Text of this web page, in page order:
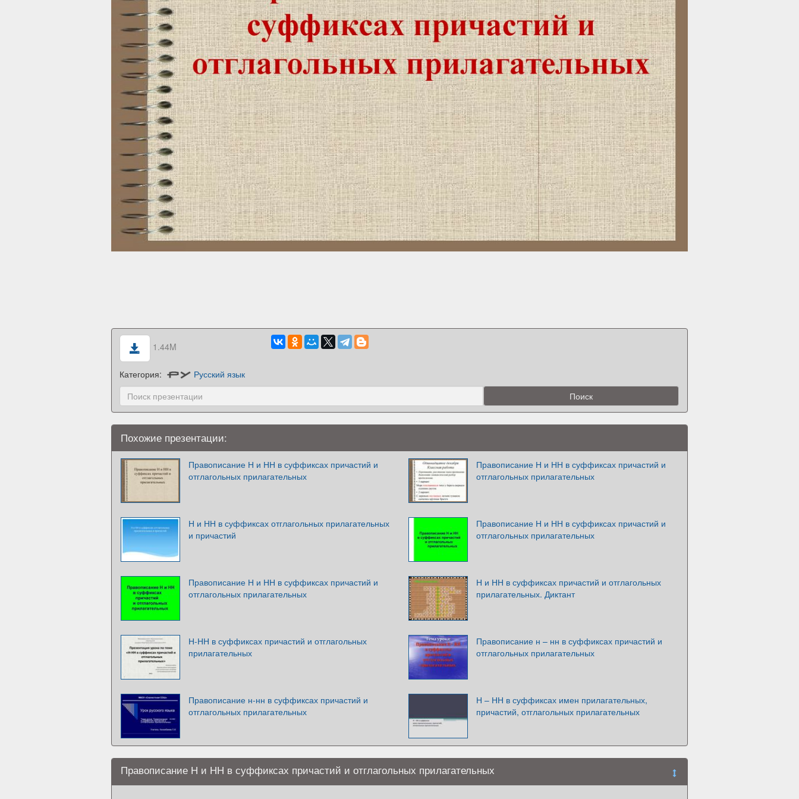
1.44M
Категория: Русский язык
Похожие презентации:
Правописание Н и НН в суффиксах причастий и
отглагольных прилагательных
Правописание Н и НН в суффиксах причастий и
отглагольных прилагательных
Н и НН в суффиксах отглагольных прилагательных
и причастий
Правописание Н и НН в суффиксах причастий и
отглагольных прилагательных
Правописание Н и НН в суффиксах причастий и
отглагольных прилагательных
Н и НН в суффиксах причастий и отглагольных
прилагательных. Диктант
Н-НН в суффиксах причастий и отглагольных
прилагательных
Правописание н – нн в суффиксах причастий и
отглагольных прилагательных
Правописание н-нн в суффиксах причастий и
отглагольных прилагательных
Н – НН в суффиксах имен прилагательных,
причастий, отглагольных прилагательных
Правописание Н и НН в суффиксах причастий и отглагольных прилагательных